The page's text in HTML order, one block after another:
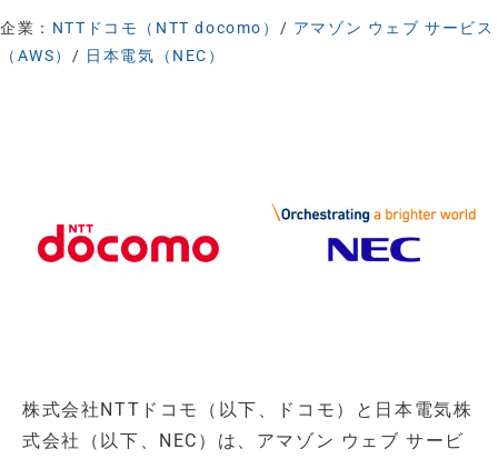
企業： NTTドコモ（NTT docomo） / アマゾン ウェブ サービス
（AWS） / 日本電気（NEC）
株式会社NTTドコモ（以下、ドコモ）と日本電気株
式会社（以下、NEC）は、アマゾン ウェブ サービ